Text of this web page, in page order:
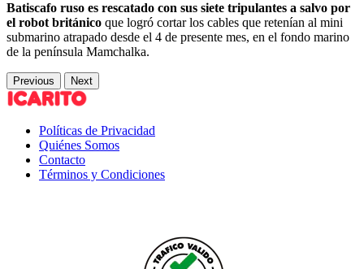
Batiscafo ruso es rescatado con sus siete tripulantes a salvo por
el robot británico que logró cortar los cables que retenían al mini
submarino atrapado desde el 4 de presente mes, en el fondo marino
de la península Mamchalka.
Previous Next
Políticas de Privacidad
Quiénes Somos
Contacto
Términos y Condiciones